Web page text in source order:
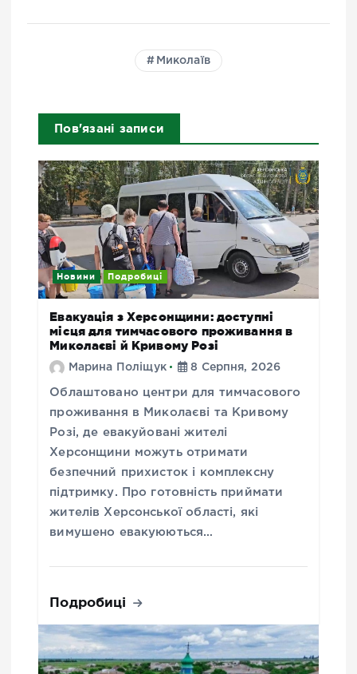
Миколаїв
Пов'язані записи
Новини Подробиці
Евакуація з Херсонщини: доступні
місця для тимчасового проживання в
Миколаєві й Кривому Розі
Марина Поліщук 8 Серпня, 2026
Облаштовано центри для тимчасового
проживання в Миколаєві та Кривому
Розі, де евакуйовані жителі
Херсонщини можуть отримати
безпечний прихисток і комплексну
підтримку. Про готовність приймати
жителів Херсонської області, які
вимушено евакуюються…
Подробиці